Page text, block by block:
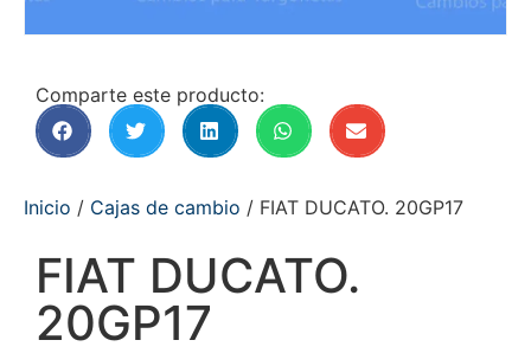
Comparte este producto:
Inicio / Cajas de cambio / FIAT DUCATO. 20GP17
FIAT DUCATO.
20GP17